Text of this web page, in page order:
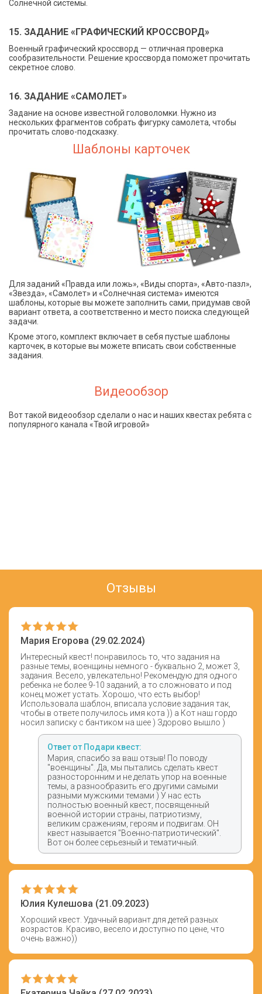
Солнечной системы.
15. ЗАДАНИЕ «ГРАФИЧЕСКИЙ КРОССВОРД»
Военный графический кроссворд — отличная проверка
сообразительности. Решение кроссворда поможет прочитать
секретное слово.
16. ЗАДАНИЕ «САМОЛЕТ»
Задание на основе известной головоломки. Нужно из
нескольких фрагментов собрать фигурку самолета, чтобы
прочитать слово-подсказку.
Шаблоны карточек
Для заданий «Правда или ложь», «Виды спорта», «Авто-пазл»,
«Звезда», «Самолет» и «Солнечная система» имеются
шаблоны, которые вы можете заполнить сами, придумав свой
вариант ответа, а соответственно и место поиска следующей
задачи.
Кроме этого, комплект включает в себя пустые шаблоны
карточек, в которые вы можете вписать свои собственные
задания.
Видеообзор
Вот такой видеообзор сделали о нас и наших квестах ребята с
популярного канала «Твой игровой»
Отзывы
Мария Егорова (29.02.2024)
Интересный квест! понравилось то, что задания на
разные темы, военщины немного - буквально 2, может 3,
задания. Весело, увлекательно! Рекомендую для одного
ребенка не более 9-10 заданий, а то сложновато и под
конец может устать. Хорошо, что есть выбор!
Использовала шаблон, вписала условие задания так,
чтобы в ответе получилось имя кота )) а Кот наш гордо
носил записку с бантиком на шее ) Здорово вышло )
Ответ от Подари квест:
Мария, спасибо за ваш отзыв! По поводу
"военщины". Да, мы пытались сделать квест
разносторонним и не делать упор на военные
темы, а разнообразить его другими самыми
разными мужскими темами ) У нас есть
полностью военный квест, посвященный
военной истории страны, патриотизму,
великим сражениям, героям и подвигам. ОН
квест называется "Военно-патриотический".
Вот он более серьезный и тематичный.
Юлия Кулешова (21.09.2023)
Хороший квест. Удачный вариант для детей разных
возрастов. Красиво, весело и доступно по цене, что
очень важно))